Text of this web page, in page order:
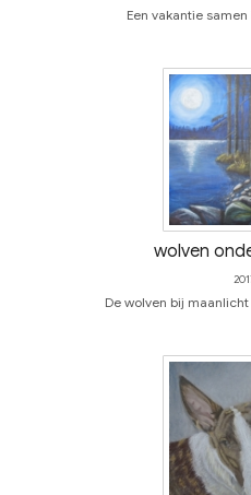
Een vakantie
wolven
De wolven bij